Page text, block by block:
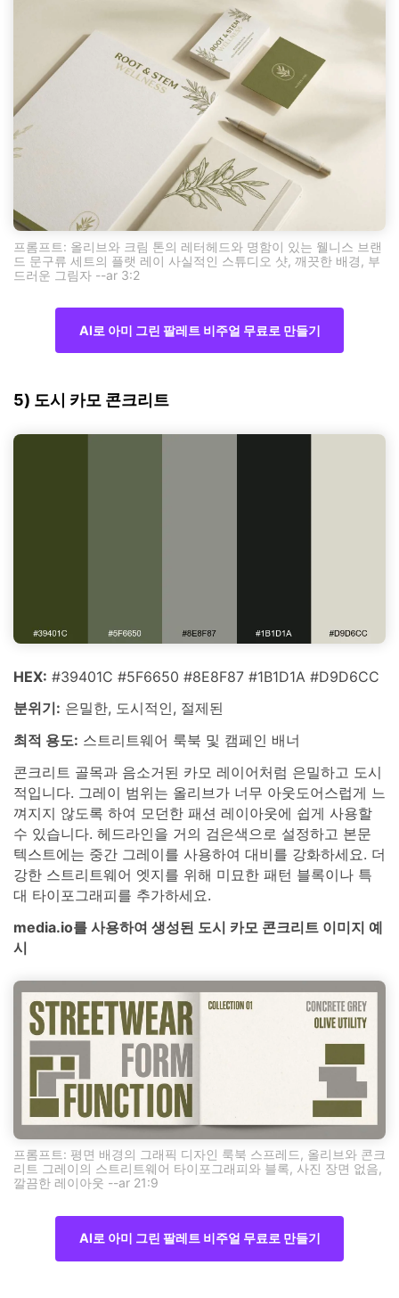
프롬프트: 올리브와 크림 톤의 레터헤드와 명함이 있는 웰니스 브랜
드 문구류 세트의 플랫 레이 사실적인 스튜디오 샷, 깨끗한 배경, 부
드러운 그림자 --ar 3:2
AI로 아미 그린 팔레트 비주얼 무료로 만들기
5) 도시 카모 콘크리트
HEX: #39401C #5F6650 #8E8F87 #1B1D1A #D9D6CC
분위기: 은밀한, 도시적인, 절제된
최적 용도: 스트리트웨어 룩북 및 캠페인 배너
콘크리트 골목과 음소거된 카모 레이어처럼 은밀하고 도시
적입니다. 그레이 범위는 올리브가 너무 아웃도어스럽게 느
껴지지 않도록 하여 모던한 패션 레이아웃에 쉽게 사용할
수 있습니다. 헤드라인을 거의 검은색으로 설정하고 본문
텍스트에는 중간 그레이를 사용하여 대비를 강화하세요. 더
강한 스트리트웨어 엣지를 위해 미묘한 패턴 블록이나 특
대 타이포그래피를 추가하세요.
media.io를 사용하여 생성된 도시 카모 콘크리트 이미지 예
시
프롬프트: 평면 배경의 그래픽 디자인 룩북 스프레드, 올리브와 콘크
리트 그레이의 스트리트웨어 타이포그래피와 블록, 사진 장면 없음,
깔끔한 레이아웃 --ar 21:9
AI로 아미 그린 팔레트 비주얼 무료로 만들기